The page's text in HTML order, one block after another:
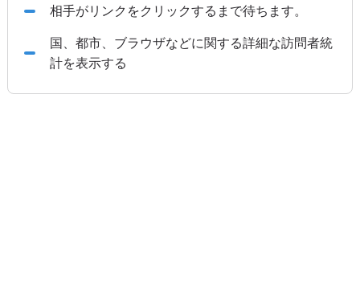
相手がリンクをクリックするまで待ちます。
国、都市、ブラウザなどに関する詳細な訪問者統
計を表示する